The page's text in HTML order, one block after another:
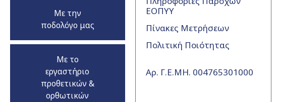
Με την
ποδολόγο μας
Με το
εργαστήριο
προθετικών &
ορθωτικών
ΕΟΠΥΥ
Πίνακες Μετρήσεων
Πολιτική Ποιότητας
Αρ. Γ.Ε.ΜΗ. 004765301000